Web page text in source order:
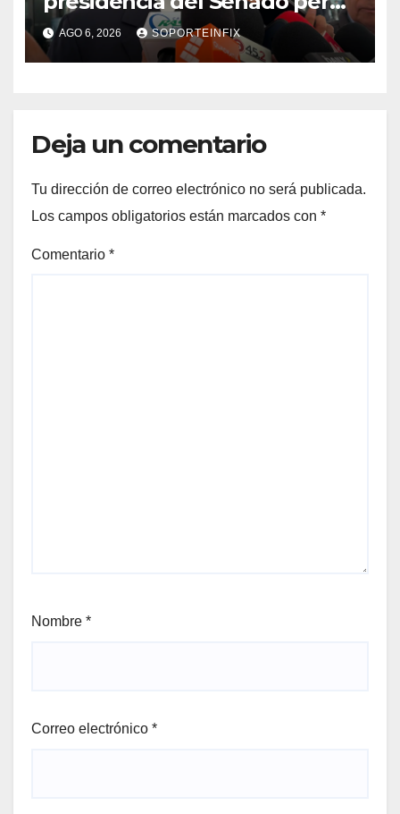
respeta decisión de Morena
AGO 6, 2026 SOPORTEINFIX
Deja un comentario
Tu dirección de correo electrónico no será publicada.
Los campos obligatorios están marcados con *
Comentario *
Nombre *
Correo electrónico *